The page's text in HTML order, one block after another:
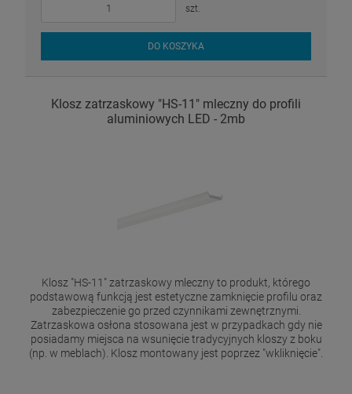
szt.
DO KOSZYKA
Klosz zatrzaskowy "HS-11" mleczny do profili
aluminiowych LED - 2mb
Klosz "HS-11" zatrzaskowy mleczny to produkt, którego
podstawową funkcją jest estetyczne zamknięcie profilu oraz
zabezpieczenie go przed czynnikami zewnętrznymi.
Zatrzaskowa osłona stosowana jest w przypadkach gdy nie
posiadamy miejsca na wsunięcie tradycyjnych kloszy z boku
(np. w meblach). Klosz montowany jest poprzez "wkliknięcie".